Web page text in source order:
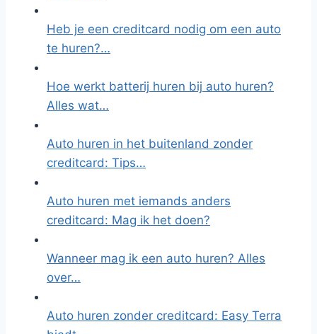
Heb je een creditcard nodig om een auto
te huren?…
Hoe werkt batterij huren bij auto huren?
Alles wat…
Auto huren in het buitenland zonder
creditcard: Tips…
Auto huren met iemands anders
creditcard: Mag ik het doen?
Wanneer mag ik een auto huren? Alles
over…
Auto huren zonder creditcard: Easy Terra